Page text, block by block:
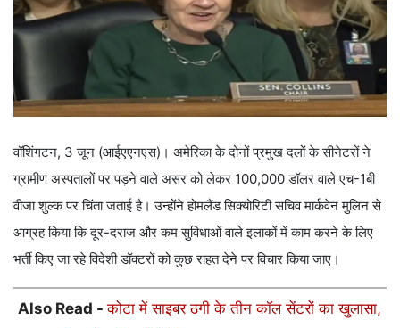
वॉशिंगटन, 3 जून (आईएएनएस)। अमेरिका के दोनों प्रमुख दलों के सीनेटरों ने
ग्रामीण अस्पतालों पर पड़ने वाले असर को लेकर 100,000 डॉलर वाले एच-1बी
वीजा शुल्क पर चिंता जताई है। उन्होंने होमलैंड सिक्योरिटी सचिव मार्कवेन मुलिन से
आग्रह किया कि दूर-दराज और कम सुविधाओं वाले इलाकों में काम करने के लिए
भर्ती किए जा रहे विदेशी डॉक्टरों को कुछ राहत देने पर विचार किया जाए।
Also Read -कोटा में साइबर ठगी के तीन कॉल सेंटरों का खुलासा,